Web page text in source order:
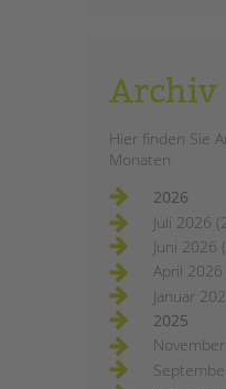
Archiv
Hier finden Sie
Monaten
2026
Juli 2026
Juni 2026
April 2026
Januar
2025